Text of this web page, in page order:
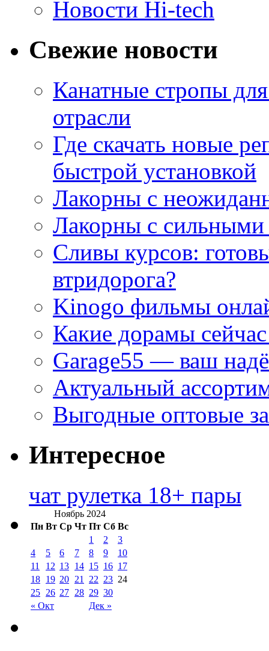
Новости Hi-tech
Свежие новости
Канатные стропы
отрасли
Где скачать новые
быстрой установкой
Лакорны с
Лакорны с сильными
Сливы курсов:
втридорога?
Kinogo фильмы
Какие дорамы
Garage55 — ваш
Актуальный
Выгодные оптовые
Интересное
чат рулетка 18+ пары
Ноябрь 2024
Пн Вт Ср Чт Пт Сб Вс
« Окт Дек »
1 2
3
4
5 6 7 8 9
10
11
12 13 14 15 16 17
18 19 20 21 22 23 24
25 26 27 28 29 30